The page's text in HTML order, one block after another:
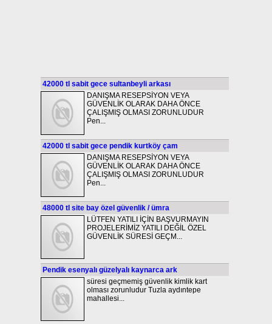
42000 tl sabit gece sultanbeyli arkası
DANIŞMA RESEPSİYON VEYA
GÜVENLİK OLARAK DAHA ÖNCE
ÇALIŞMIŞ OLMASI ZORUNLUDUR
Pen...
42000 tl sabit gece pendik kurtköy çam
DANIŞMA RESEPSİYON VEYA
GÜVENLİK OLARAK DAHA ÖNCE
ÇALIŞMIŞ OLMASI ZORUNLUDUR
Pen...
48000 tl site bay özel güvenlik / ümra
LÜTFEN YATILI İÇİN BAŞVURMAYIN
PROJELERİMİZ YATILI DEĞİL ÖZEL
GÜVENLİK SÜRESİ GEÇM...
Pendik esenyalı güzelyalı kaynarca ark
süresi geçmemiş güvenlik kimlik kart
olması zorunludur Tuzla aydıntepe
mahallesi...